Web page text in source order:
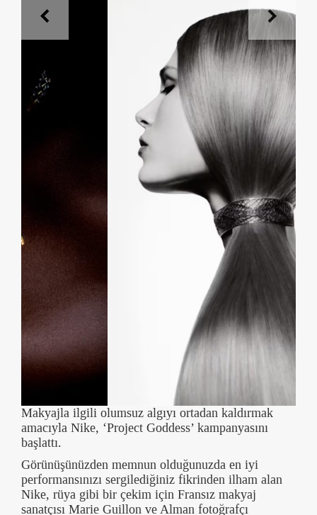
Makyajla ilgili olumsuz algıyı ortadan kaldırmak
amacıyla Nike, ‘Project Goddess’ kampanyasını
başlattı.
Görünüşünüzden memnun olduğunuzda en iyi
performansınızı sergilediğiniz fikrinden ilham alan
Nike, rüya gibi bir çekim için Fransız makyaj
sanatçısı Marie Guillon ve Alman fotoğrafçı